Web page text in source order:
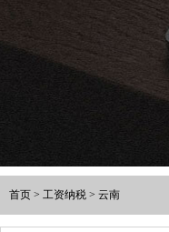
首页 > 工资纳税 > 云南